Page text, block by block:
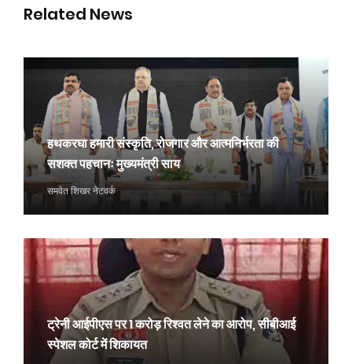
Related News
हथकरघा हमारी संस्कृति, रोजगार और आत्मनिर्भरता की
सशक्त पहचानः मुख्यमंत्री साय
समवेत शिखर नेटवर्क
ट्रेनी आईपीएस पर 1 करोड़ रिश्वत लेने का आरोप, सीबीआई
स्पेशल कोर्ट में शिकायत